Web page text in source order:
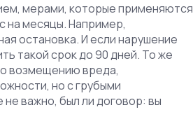
,мерами, которые применяются
на месяцы. Например,
остановка. И если нарушение
такой срок до 90 дней. То же
возмещению вреда,
но с грубыми
важно, был ли договор: вы